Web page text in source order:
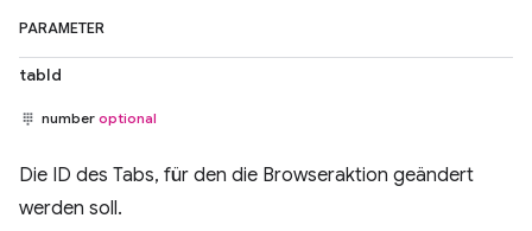
PARAMETER
tabId
number optional
Die ID des Tabs, für den die Browseraktion geändert
werden soll.